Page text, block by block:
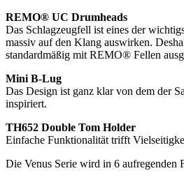
REMO® UC Drumheads
Das Schlagzeugfell ist eines der
massiv auf den Klang auswirken.
standardmäßig mit REMO® Fellen
Mini B-Lug
Das Design ist ganz klar von dem der
inspiriert.
TH652 Double Tom Holder
Einfache Funktionalität trifft
Die Venus Serie wird in 6 aufregenden